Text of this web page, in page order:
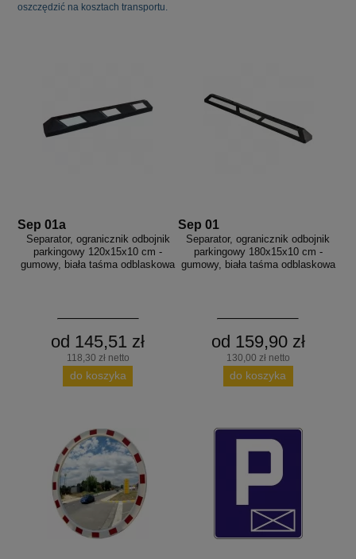
oszczędzić na kosztach transportu.
Sep 01a
Separator, ogranicznik odbojnik
parkingowy 120x15x10 cm -
gumowy, biała taśma odblaskowa
od 145,51 zł
118,30 zł netto
do koszyka
Sep 01
Separator, ogranicznik odbojnik
parkingowy 180x15x10 cm -
gumowy, biała taśma odblaskowa
od 159,90 zł
130,00 zł netto
do koszyka